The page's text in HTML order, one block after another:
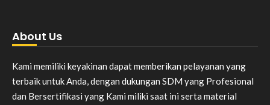
About Us
Kami memiliki keyakinan dapat memberikan pelayanan yang
terbaik untuk Anda, dengan dukungan SDM yang Profesional
dan Bersertifikasi yang Kami miliki saat ini serta material